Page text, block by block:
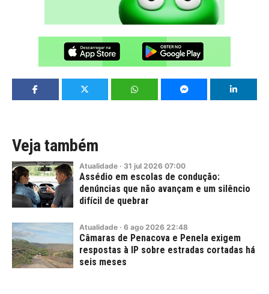
Veja também
Atualidade · 31 jul 2026 07:00
Assédio em escolas de condução:
denúncias que não avançam e um silêncio
difícil de quebrar
Atualidade · 6 ago 2026 22:48
Câmaras de Penacova e Penela exigem
respostas à IP sobre estradas cortadas há
seis meses